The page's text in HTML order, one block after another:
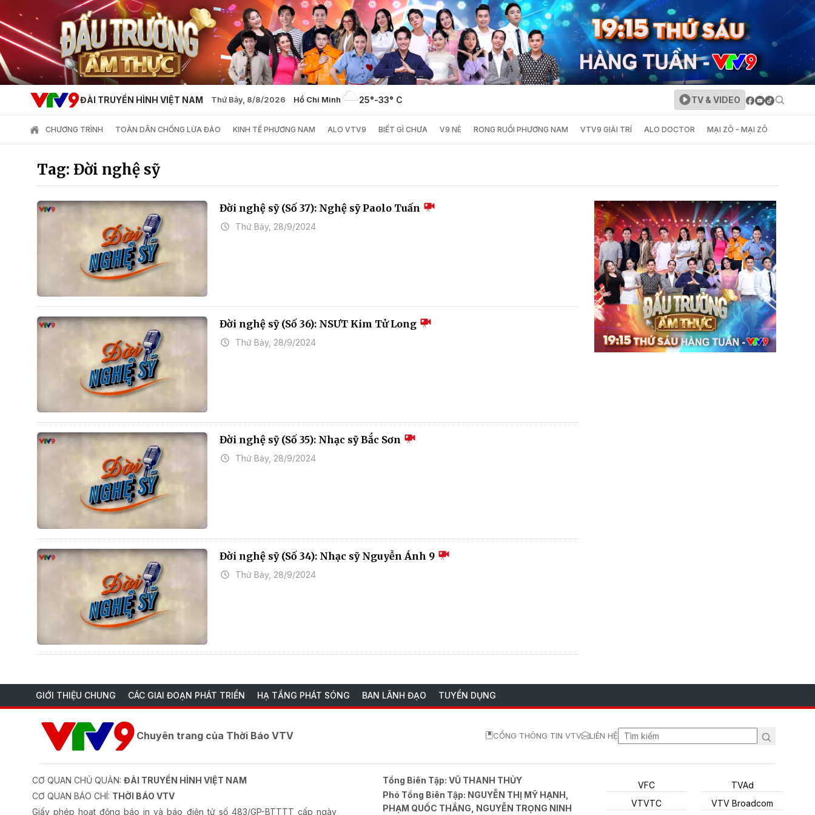
ĐÀI TRUYỀN HÌNH VIỆT NAM Thứ Bảy, 8/8/2026 Hồ Chí Minh 25°-33° C TV & VIDEO
CHƯƠNG TRÌNH TOÀN DÂN CHỐNG LỪA ĐẢO KINH TẾ PHƯƠNG NAM ALO VTV9 BIẾT GÌ CHƯA V9 NÈ RONG RUỔI PHƯƠNG NAM VTV9 GIẢI TRÍ ALO DOCTOR MẠI ZÔ - MẠI ZÔ
Tag: Đời nghệ sỹ
Đời nghệ sỹ (Số 37): Nghệ sỹ Paolo Tuấn
Thứ Bảy, 28/9/2024
Đời nghệ sỹ (Số 36): NSƯT Kim Tử Long
Thứ Bảy, 28/9/2024
Đời nghệ sỹ (Số 35): Nhạc sỹ Bắc Sơn
Thứ Bảy, 28/9/2024
Đời nghệ sỹ (Số 34): Nhạc sỹ Nguyễn Ánh 9
Thứ Bảy, 28/9/2024
GIỚI THIỆU CHUNG CÁC GIAI ĐOẠN PHÁT TRIỂN HẠ TẦNG PHÁT SÓNG BAN LÃNH ĐẠO TUYỂN DỤNG
Chuyên trang của Thời Báo VTV CỔNG THÔNG TIN VTV LIÊN HỆ
CƠ QUAN CHỦ QUẢN: ĐÀI TRUYỀN HÌNH VIỆT NAM
CƠ QUAN BÁO CHÍ: THỜI BÁO VTV
Giấy phép hoạt động báo in và báo điện tử số 483/GP-BTTTT cấp ngày
Tổng Biên Tập:VŨ THANH THỦY
Phó Tổng Biên Tập: NGUYỄN THỊ MỸ HẠNH,
PHẠM QUỐC THẮNG, NGUYỄN TRỌNG NINH
VFC
VTVTC
TVAd
VTV Broadcom